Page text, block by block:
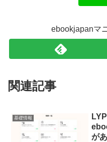
ebookjapanマ
関連記事
基礎情報
が